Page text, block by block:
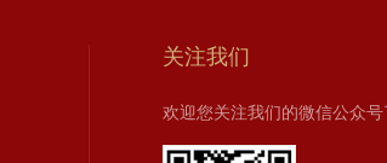
关注我们
欢迎您关注我们的微信公众号